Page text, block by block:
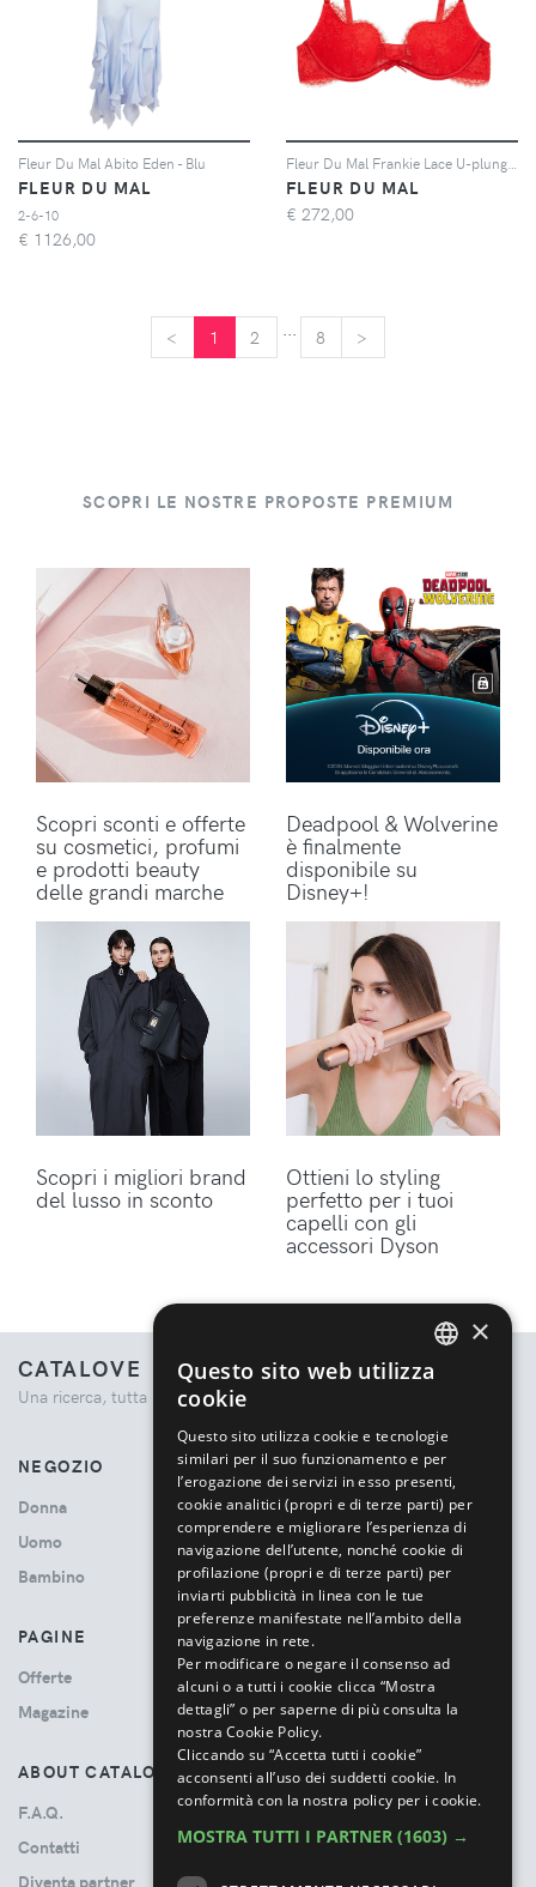
Fleur Du Mal Abito Eden - Blu
FLEUR DU MAL
2-6-10
€ 1126,00
FLEUR DU MAL
€ 272,00
< 1 2 ... 8 >
SCOPRI LE NOSTRE PROPOSTE PREMIUM
Scopri sconti e offerte
su cosmetici, profumi
e prodotti beauty
delle grandi marche
Deadpool & Wolverine
è finalmente
disponibile su
Disney+!
Scopri i migliori brand
del lusso in sconto
Ottieni lo styling
perfetto per i tuoi
capelli con gli
accessori Dyson
CATALOVE
Una ricerca, tutta la moda.
NEGOZIO
Donna
Uomo
Bambino
PAGINE
Offerte
Magazine
ABOUT CATALOVE
F.A.Q.
Contatti
Diventa partner
×
Questo sito web utilizza
cookie
Questo sito utilizza cookie e tecnologie
similari per il suo funzionamento e per
l’erogazione dei servizi in esso presenti,
cookie analitici (propri e di terze parti) per
comprendere e migliorare l’esperienza di
navigazione dell’utente, nonché cookie di
profilazione (propri e di terze parti) per
inviarti pubblicità in linea con le tue
preferenze manifestate nell’ambito della
navigazione in rete.
Per modificare o negare il consenso ad
alcuni o a tutti i cookie clicca “Mostra
dettagli” o per saperne di più consulta la
nostra Cookie Policy.
Cliccando su “Accetta tutti i cookie”
acconsenti all’uso dei suddetti cookie. In
conformità con la nostra policy per i cookie.
MOSTRA TUTTI I PARTNER (1603) →